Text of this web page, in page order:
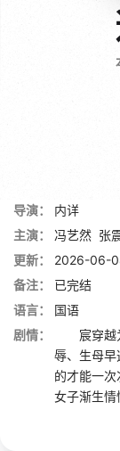
导演：
内详
主演：
冯艺然 张
更新：
2026-06-
备注：
已完结
语言：
国语
剧情：
宸穿越为
辱、生母
的才能一
女子渐生情